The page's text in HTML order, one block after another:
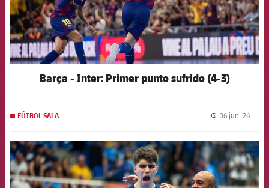
Barça - Inter: Primer punto sufrido (4-3)
FÚTBOL SALA 06 jun. 26
FCB Barcelona badge